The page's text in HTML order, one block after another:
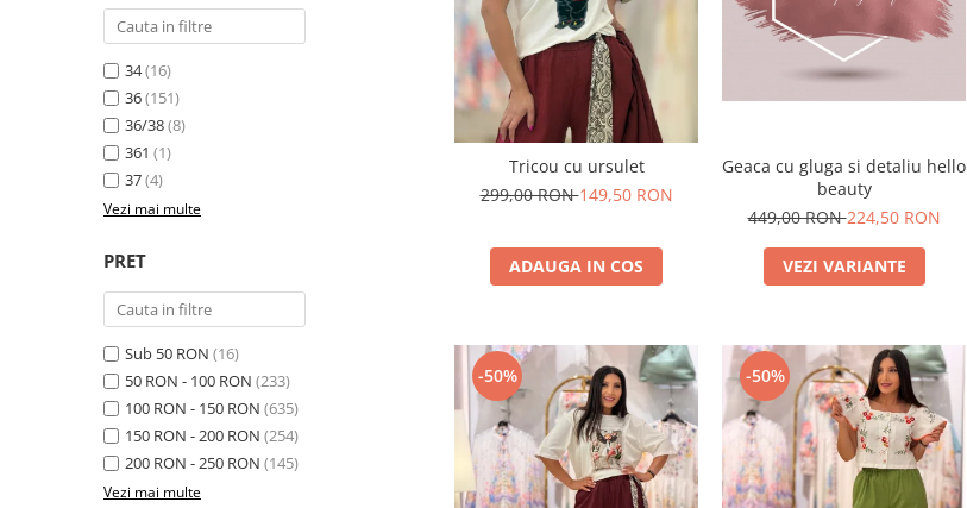
34(16)
36(151)
36/38(8)
361 (1)
37(4)
Vezi mai multe
PRET
Sub 50 RON (16)
50 RON - 100 RON (233)
100 RON - 150 RON (635)
150 RON - 200 RON (254)
200 RON - 250 RON (145)
Vezi mai multe
Tricou cu ursulet
299,00 RON149,50 RON
ADAUGA IN COS
Geaca cu gluga si detaliu hello
beauty
449,00 RON224,50 RON
VEZI VARIANTE
-50% -50%